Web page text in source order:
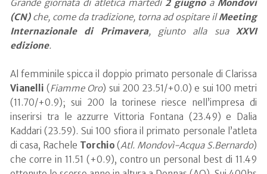
Grande giornata di atletica martedì 2 giugnoa Mondovì
(CN)che, come da tradizione, torna ad ospitare ilMeeting
Internazionale di Primavera, giunto alla sua XXVI
edizione.
Al femminile spicca il doppio primato personale di Clarissa
Vianelli (Fiamme Oro) sui 200 23.51/+0.0) e sui 100 metri
(11.70/+0.9); sui 200 la torinese riesce nell’impresa di
inserirsi tra le azzurre Vittoria Fontana (23.49) e Dalia
Kaddari (23.59). Sui 100 sfiora il primato personale l’atleta
di casa, Rachele Torchio (Atl. Mondovì-Acqua S.Bernardo)
che corre in 11.51 (+0.9), contro un personal best di 11.49